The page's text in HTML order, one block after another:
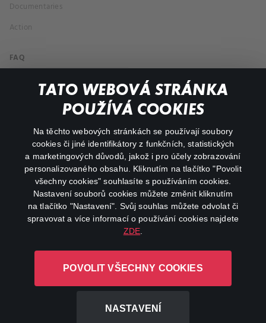
TATO WEBOVÁ STRÁNKA
POUŽÍVÁ COOKIES
Na těchto webových stránkách se používají soubory
cookies či jiné identifikátory z funkčních, statistických
a marketingových důvodů, jakož i pro účely zobrazování
personalizovaného obsahu. Kliknutím na tlačítko "Povolit
všechny cookies" souhlasíte s používáním cookies.
Nastavení souborů cookies můžete změnit kliknutím
na tlačítko "Nastavení". Svůj souhlas můžete odvolat či
spravovat a více informací o používání cookies najdete
ZDE
POVOLIT VŠECHNY COOKIES
NASTAVENÍ
Documentaries
Action
FAQ
My profile
facebookinstagram
youtube
L-1246 Luxembourg R.C.S.